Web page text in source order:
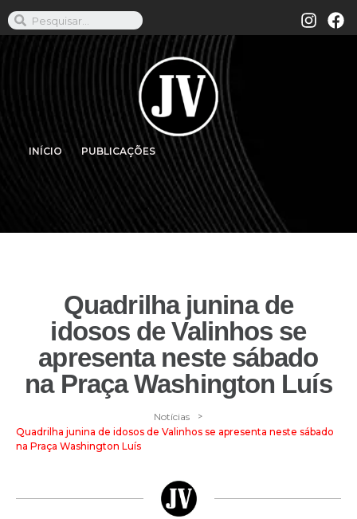
INÍCIO PUBLICAÇÕES
Quadrilha junina de
idosos de Valinhos se
apresenta neste sábado
na Praça Washington Luís
Notícias >
Quadrilha junina de idosos de Valinhos se apresenta neste sábado
na Praça Washington Luís